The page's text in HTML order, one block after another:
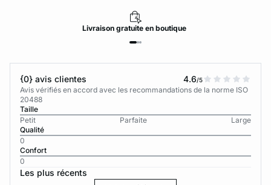
Livraisongratuiteen boutique
{0} avis clientes 4.6/5
Avis vérifiés en accord avec les recommandations de la norme ISO
20488
Taille
Petit
Parfaite
Large
Qualité
0
Confort
0
Les plus récents